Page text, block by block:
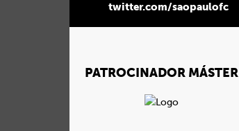
twitter.com/saopaulofc
PATROCINADOR MÁSTER